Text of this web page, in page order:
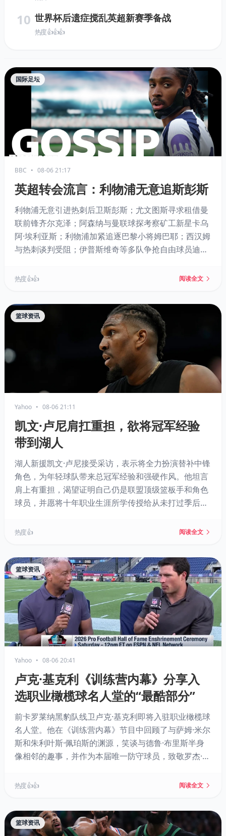
10 世界杯后遗症搅乱英超新赛季备战
热度 👍👍👍
国际足坛
BBC • 08-06 21:17
英超转会流言：利物浦无意追斯彭斯
利物浦无意引进热刺后卫斯彭斯；尤文图斯寻求租借曼
联前锋齐尔克泽；阿森纳与曼联球探考察矿工新星卡乌
阿·埃利亚斯；利物浦加紧追逐巴黎小将姆巴耶；西汉姆
与热刺谈判受阻；伊普斯维奇等多队争抢自由球员迪亚
利；桑德兰有望签下卡塔莫。
热度 👍👍 阅读全文
篮球资讯
Yahoo • 08-06 21:11
凯文·卢尼肩扛重担，欲将冠军经验
带到湖人
湖人新援凯文·卢尼接受采访，表示将全力扮演替补中锋
角色，为年轻球队带来总冠军经验和强硬作风。他坦言
肩上有重担，渴望证明自己仍是联盟顶级篮板手和角色
球员，并愿将十年职业生涯所学传授给从未打过季后赛
升湖人板凳深度。
热度 👍 阅读全文
篮球资讯
Yahoo • 08-06 20:41
卢克·基克利《训练营内幕》分享入
选职业橄榄球名人堂的“最酷部分”
前卡罗莱纳黑豹队线卫卢克·基克利即将入驻职业橄榄球
名人堂。他在《训练营内幕》节目中回顾了与萨姆·米尔
斯和朱利叶斯·佩珀斯的渊源，笑谈与德鲁·布里斯半身
像相邻的趣事，并作为本届唯一防守球员，致敬罗杰·克
热度 👍👍 阅读全文
篮球资讯